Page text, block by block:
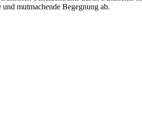
mutmachende Begegnung ab.